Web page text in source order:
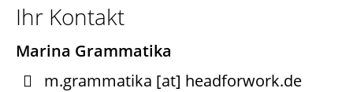
Ihr Kontakt
Marina Grammatika

m.grammatika [at] headforwork.de